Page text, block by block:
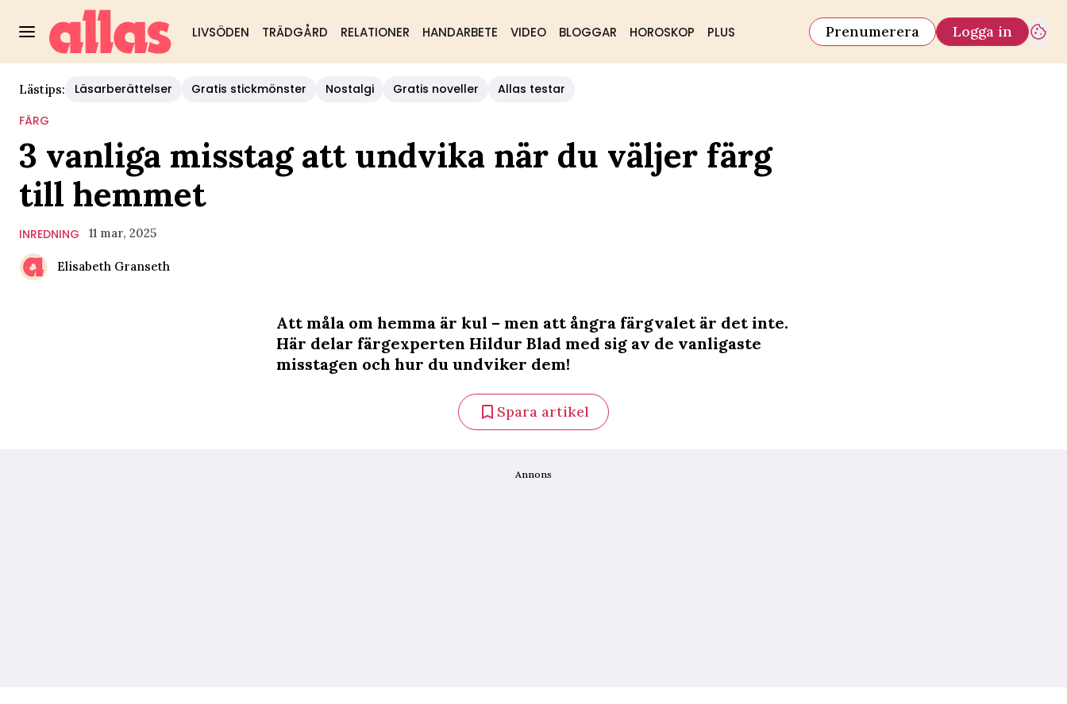
LIVSÖDEN TRÄDGÅRD RELATIONER HANDARBETE VIDEO BLOGGAR HOROSKOP PLUS Prenumerera Logga in
Lästips: Läsarberättelser Gratis stickmönster Nostalgi Gratis noveller
Allas testar
FÄRG
3 vanliga misstag att undvika när du väljer färg
till hemmet
INREDNING 11 mar, 2025
Elisabeth Granseth
Att måla om hemma är kul – men att ångra färgvalet är det inte.
Här delar färgexperten Hildur Blad med sig av de vanligaste
misstagen och hur du undviker dem!
Spara artikel
Annons